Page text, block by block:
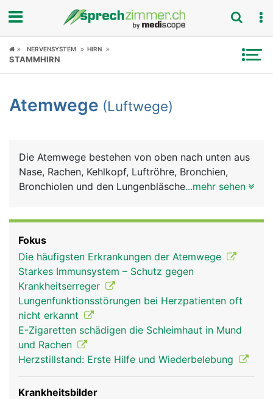
Fokus
Symptome
News
Rubriken
NERVENSYSTEM HIRN
STAMMHIRN
Atemwege (Luftwege)
Die Atemwege bestehen von oben nach unten aus
Nase, Rachen, Kehlkopf, Luftröhre, Bronchien,
Bronchiolen und den Lungenbläschen, in denen der
Atemwege bezeichnet, von der Luftröhre abwärts
als untere Atemwege. Auf dem Weg zur Lunge
wird die Luft erwärmt, angefeuchtet und gereinigt.
Dies erfolgt über die gut durchbluteten
Schleimhäute der Atemwege, die mit feinsten
Flimmerhärchen ausgestattet sind. Je kälter die
Luft, desto stärker wird die Schleimhaut zur
Erwärmung durchblutet. Die Schleimhaut fängt
ausserdem kleinste eingeatmete Partikel ab (z.B.
Staub, Pollen, Bakterien) und die beweglichen
Flimmerhärchen transportieren den Schleim zurück
...mehr sehen
Fokus
Die häufigsten Erkrankungen der Atemwege
Starkes Immunsystem – Schutz gegen
Krankheitserreger
Lungenfunktionsstörungen bei Herzpatienten oft
nicht erkannt
E-Zigaretten schädigen die Schleimhaut in Mund
und Rachen
Herzstillstand: Erste Hilfe und Wiederbelebung
Krankheitsbilder